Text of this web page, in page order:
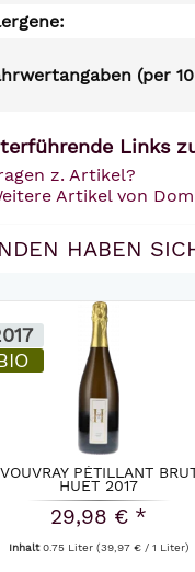
(per
Links
z. Artikel?
Artikel von
HABEN
VOUVRAY PÉTILLANT
HUET 2017
29,98 € *
Inhalt0.75 Liter (39,97 € / 1 Liter)